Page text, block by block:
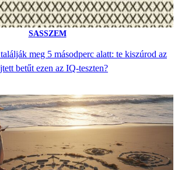
SASSZEM
meg 5 másodperc alatt: te kiszúrod az
betűt ezen az IQ-teszten?